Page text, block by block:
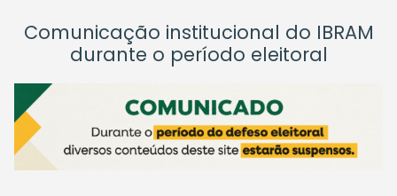
Comunicação institucional do IBRAM
durante o período eleitoral